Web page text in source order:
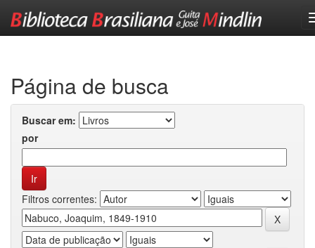
Página de busca
Buscar em:
por
Filtros correntes: